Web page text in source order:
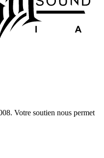
Votre soutien nous permet